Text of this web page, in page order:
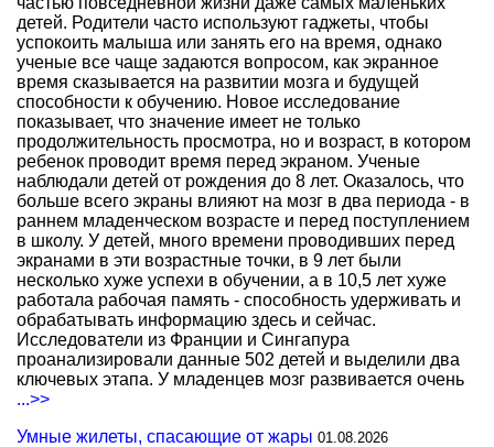
детей. Родители часто используют гаджеты, чтобы
успокоить малыша или занять его на время, однако
ученые все чаще задаются вопросом, как экранное
время сказывается на развитии мозга и будущей
способности к обучению. Новое исследование
показывает, что значение имеет не только
продолжительность просмотра, но и возраст, в котором
ребенок проводит время перед экраном. Ученые
наблюдали детей от рождения до 8 лет. Оказалось, что
больше всего экраны влияют на мозг в два периода - в
раннем младенческом возрасте и перед поступлением
в школу. У детей, много времени проводивших перед
экранами в эти возрастные точки, в 9 лет были
несколько хуже успехи в обучении, а в 10,5 лет хуже
работала рабочая память - способность удерживать и
обрабатывать информацию здесь и сейчас.
Исследователи из Франции и Сингапура
проанализировали данные 502 детей и выделили два
ключевых этапа. У младенцев мозг развивается очень
...>>
Умные жилеты, спасающие от жары 01.08.2026